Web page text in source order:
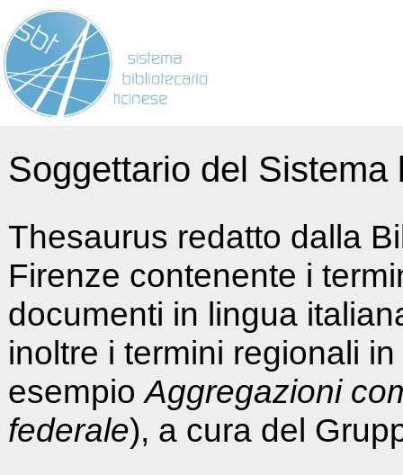
Soggettario del
Thesaurus redatto dalla
Firenze contenente i
documenti in lingua
inoltre i termini regionali
esempioAggregazioni
federale), a cura del